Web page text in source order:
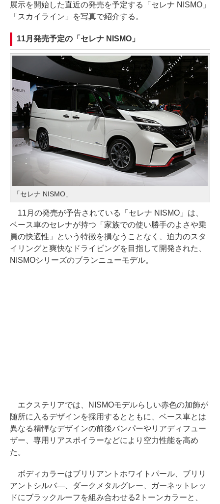
展示を開始した直近の発売を予定する「セレナ NISMO」
「スカイライン」を写真で紹介する。
11月発売予定の「セレナ NISMO」
「セレナ NISMO」
11月の発売が予告されている「セレナ NISMO」は、
ベース車のセレナが持つ「家族での使い勝手のよさや乗
員の快適性」という特徴を損なうことなく、迫力のスタ
イリングと爽快なドライビングを目指して開発された、
NISMOシリーズのブランニューモデル。
エクステリアでは、NISMOモデルらしい赤色の加飾が
随所に入るデザインを採用するとともに、ベース車とは
異なる精悍なデザインの前後バンパーやリアディフュー
ザー、専用リアスポイラーなどにより空力性能を高め
た。
ボディカラーはブリリアントホワイトパール、ブリリ
アントシルバ―、ダークメタルグレー、ガーネットレッ
ドにブラックルーフを組み合わせる2トーンカラーと、